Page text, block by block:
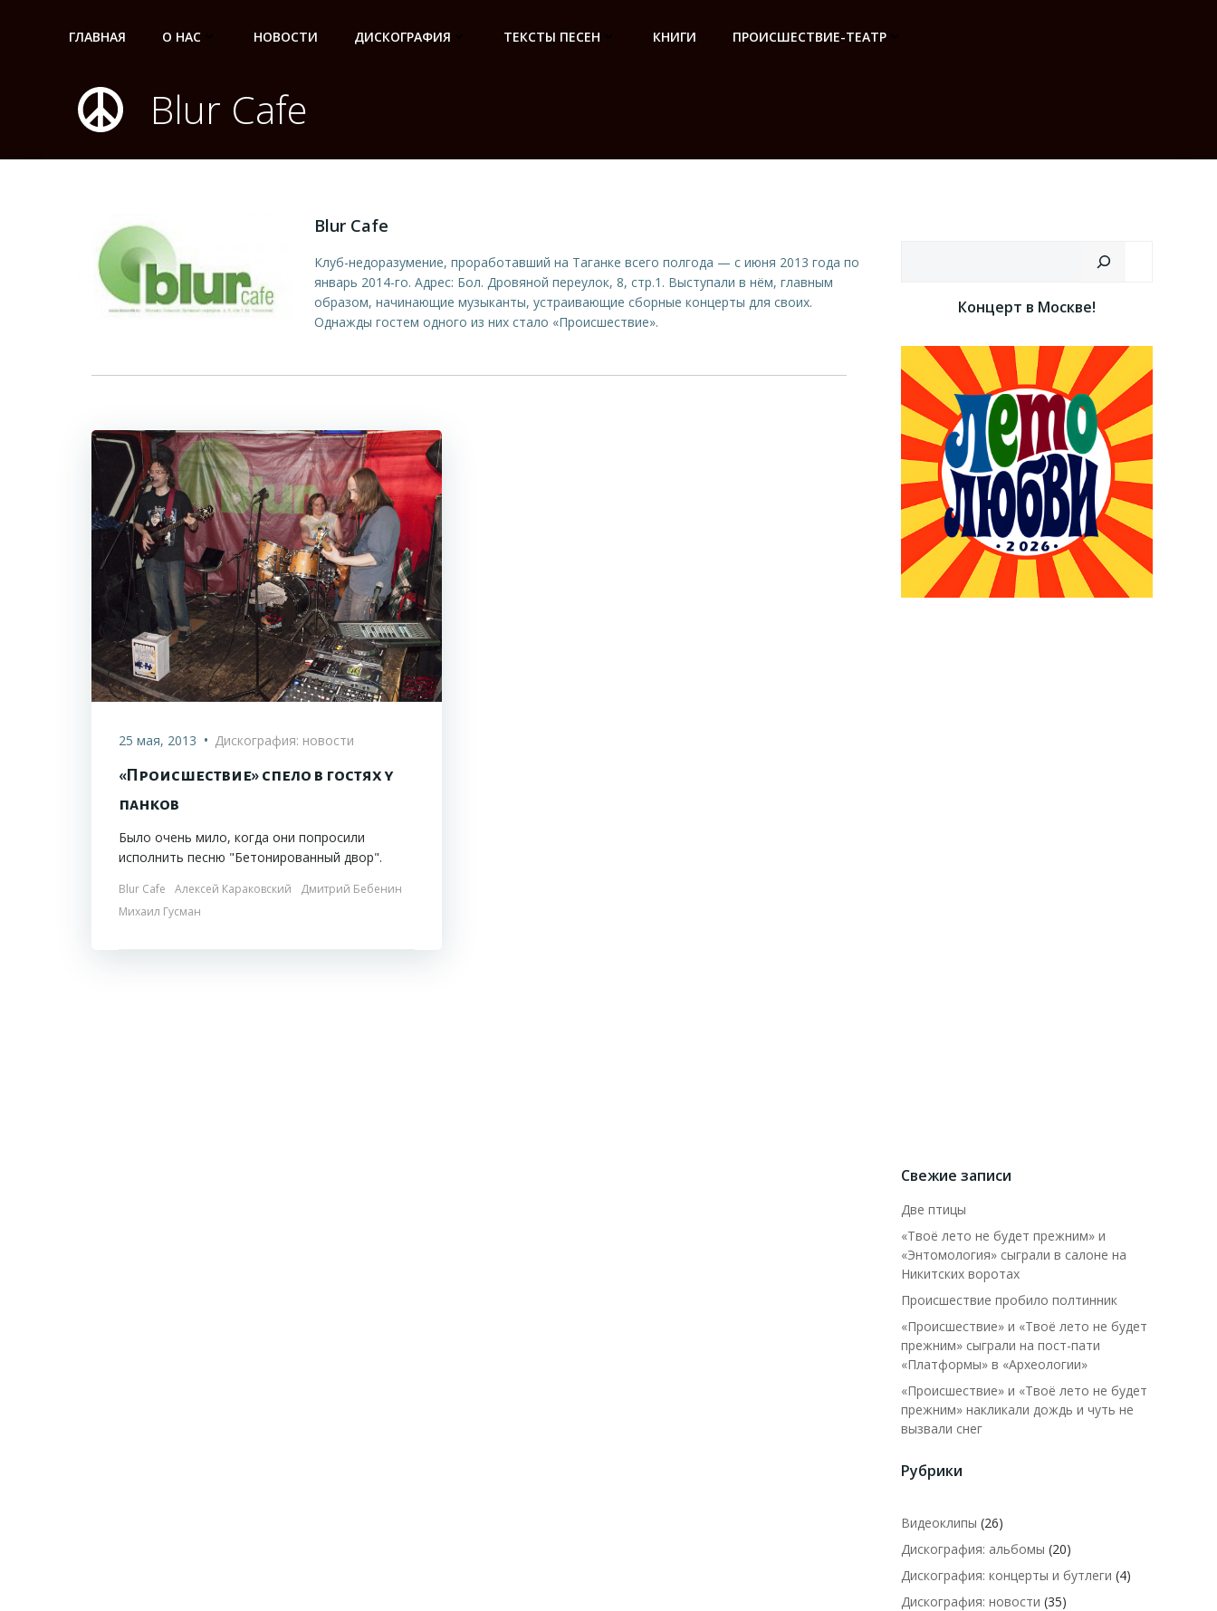
ГЛАВНАЯ О НАС НОВОСТИ ДИСКОГРАФИЯ ТЕКСТЫ ПЕСЕН КНИГИ ПРОИСШЕСТВИЕ-ТЕАТР
Blur Cafe
Blur Cafe
Клуб-недоразумение, проработавший на Таганке всего полгода — с июня 2013 года по
январь 2014-го. Адрес: Бол. Дровяной переулок, 8, стр.1. Выступали в нём, главным
образом, начинающие музыканты, устраивающие сборные концерты для своих.
Однажды гостем одного из них стало «Происшествие».
25 мая, 2013 • Дискография: новости
«Происшествие» спело в гостях у
панков
Было очень мило, когда они попросили
исполнить песню "Бетонированный двор".
Blur Cafe Алексей Караковский
Дмитрий Бебенин
Михаил Гусман
Концерт в Москве!
Свежие записи
Две птицы
«Твоё лето не будет прежним» и
«Энтомология» сыграли в салоне на
Никитских воротах
Происшествие пробило полтинник
«Происшествие» и «Твоё лето не будет
прежним» сыграли на пост-пати
«Платформы» в «Археологии»
«Происшествие» и «Твоё лето не будет
прежним» накликали дождь и чуть не
вызвали снег
Рубрики
Видеоклипы (26)
Дискография: альбомы (20)
Дискография: концерты и бутлеги (4)
Дискография: новости (35)